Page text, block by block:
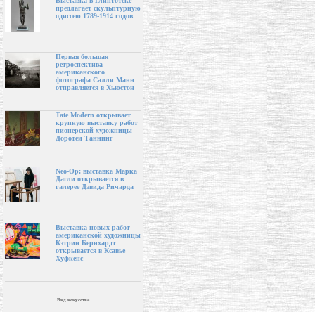
предлагает скульптурную
одиссею 1789-1914 годов
Первая большая
ретроспектива
американского
фотографа Салли Манн
отправляется в Хьюстон
Tate Modern открывает
крупную выставку работ
пионерской художницы
Доротеи Таннинг
Neo-Op: выставка Марка
Дагли открывается в
галерее Дэвида Ричарда
Выставка новых работ
американской художницы
Кэтрин Бернхардт
открывается в Ксавье
Хуфкенс
Вид искусства